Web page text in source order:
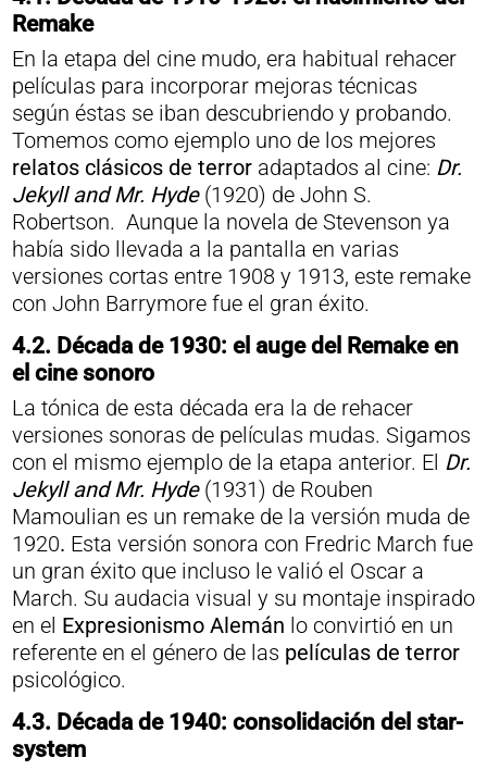
Remake
En la etapa del cine mudo, era habitual rehacer
películas para incorporar mejoras técnicas
según éstas se iban descubriendo y probando.
Tomemos como ejemplo uno de los mejores
relatos clásicos de terroradaptados al cine: Dr.
Jekyll and Mr. Hyde (1920) de John S.
Robertson. Aunque la novela de Stevenson ya
había sido llevada a la pantalla en varias
versiones cortas entre 1908 y 1913, este remake
con John Barrymore fue el gran éxito.
4.2. Década de 1930: el auge del Remake en
el cine sonoro
La tónica de esta década era la de rehacer
versiones sonoras de películas mudas. Sigamos
con el mismo ejemplo de la etapa anterior. El Dr.
Jekyll and Mr. Hyde (1931) de Rouben
Mamoulian es un remake de la versión muda de
1920. Esta versión sonora con Fredric March fue
un gran éxito que incluso le valió el Oscar a
March. Su audacia visual y su montaje inspirado
en el Expresionismo Alemán lo convirtió en un
referente en el género de las películas de terror
psicológico.
4.3. Década de 1940: consolidación del star-
system